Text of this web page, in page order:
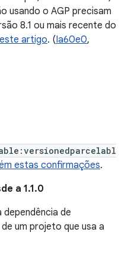
usando o AGP precisam
8.1 ou mais recente do
artigo. (Ia60e0,
estas confirmações.
a 1.1.0
de
de um projeto que usa a